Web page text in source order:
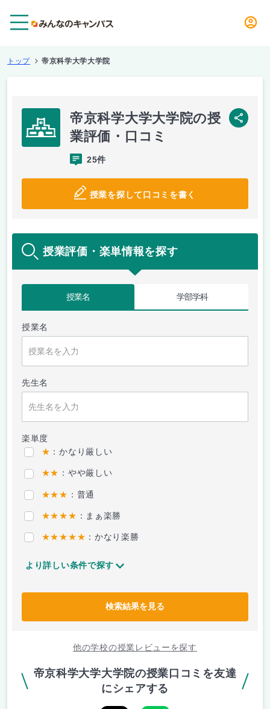
トップ 帝京科学大学大学院
帝京科学大学大学院の授
業評価・口コミ
25件
授業を探して口コミを書く
SNS
授業評価・楽単情報を探す
授業名 学部学科
授業名
先生名
楽単度
★ ：かなり厳しい
★★ ：やや厳しい
★★★ ：普通
★★★★ ：まぁ楽勝
★★★★★ ：かなり楽勝
より詳しい条件で探す
検索結果を見る
他の学校の授業レビューを探す
帝京科学大学大学院の授業口コミを友達
にシェアする